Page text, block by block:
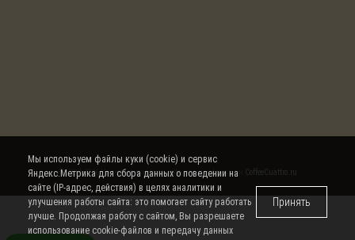
© 2008-2026 Интернет магазин кофе, чая и кофемашин CoffeeCuattro.ru
Мы используем файлы куки (cookie) и сервис
Яндекс.Метрика для сбора данных о поведении на
сайте (IP-адрес, действия) в целях аналитики и
улучшения работы сайта: это помогает сайту работать
лучше. Продолжая работу с сайтом, Вы разрешаете
использование cookie-файлов и передачу данных
Принять